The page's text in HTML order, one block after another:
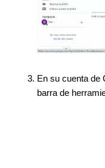
En su cuenta de
barra de